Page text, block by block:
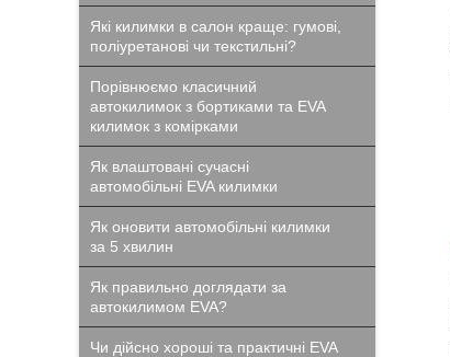
Які килимки в салон краще: гумові,
поліуретанові чи текстильні?
Порівнюємо класичний
автокилимок з бортиками та EVA
килимок з комірками
Як влаштовані сучасні
автомобільні EVA килимки
Як оновити автомобільні килимки
за 5 хвилин
Як правильно доглядати за
автокилимом EVA?
Чи дійсно хороші та практичні EVA